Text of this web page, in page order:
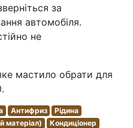
за
автомобіля.
не
мастило обрати для
Антифриз
Рідина
матеріал) Кондиціонер